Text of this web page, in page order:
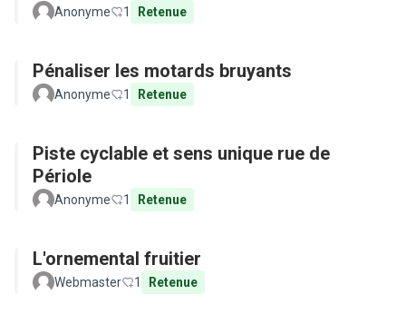
Anonyme 1 Retenue
Pénaliser les motards bruyants
Anonyme 1 Retenue
Piste cyclable et sens unique rue de
Périole
Anonyme 1 Retenue
L'ornemental fruitier
Webmaster 1 Retenue